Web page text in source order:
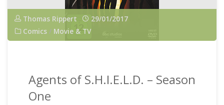
Pictures)"
Thomas Rippert
29/01/2017
Comics / Movie & TV
Agents of S.H.I.E.L.D. – Season
One